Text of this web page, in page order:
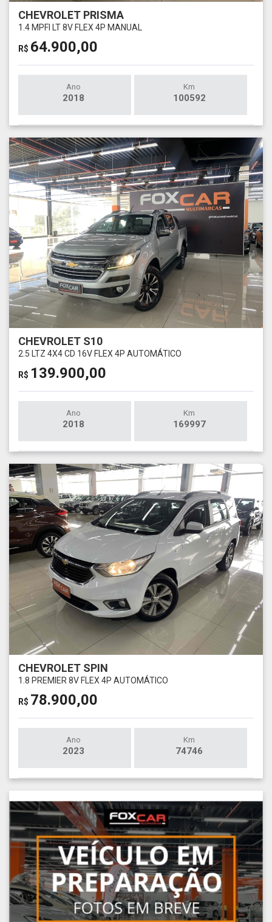
CHEVROLET PRISMA
1.4 MPFI LT 8V FLEX 4P MANUAL
R$ 64.900,00
Ano
2018
Km
100592
CHEVROLET S10
2.5 LTZ 4X4 CD 16V FLEX 4P AUTOMÁTICO
R$ 139.900,00
Ano
2018
Km
169997
CHEVROLET SPIN
1.8 PREMIER 8V FLEX 4P AUTOMÁTICO
R$ 78.900,00
Ano
2023
Km
74746